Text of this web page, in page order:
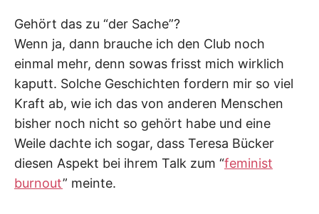
Gehört das zu “der Sache”?
Wenn ja, dann brauche ich den Club noch
einmal mehr, denn sowas frisst mich wirklich
kaputt. Solche Geschichten fordern mir so viel
Kraft ab, wie ich das von anderen Menschen
bisher noch nicht so gehört habe und eine
Weile dachte ich sogar, dass Teresa Bücker
diesen Aspekt bei ihrem Talk zum “feminist
burnout” meinte.